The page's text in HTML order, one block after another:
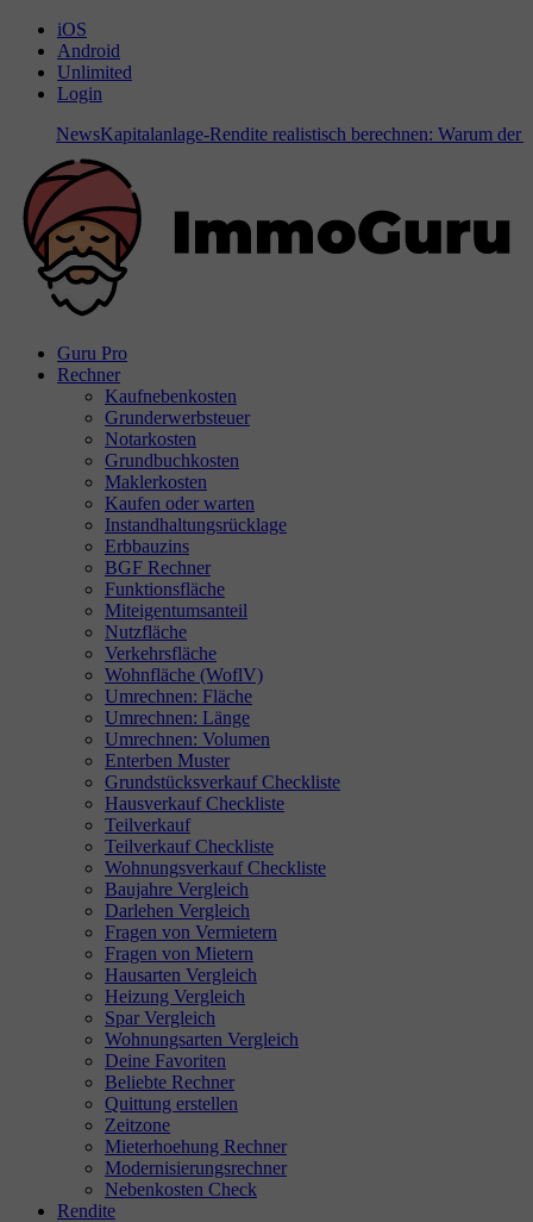
iOS
Android
Unlimited
Login
NewsKapitalanlage-Rendite realistisch berechnen: Warum der
Guru Pro
Rechner
Kaufnebenkosten
Grunderwerbsteuer
Notarkosten
Grundbuchkosten
Maklerkosten
Kaufen oder warten
Instandhaltungsrücklage
Erbbauzins
BGF Rechner
Funktionsfläche
Miteigentumsanteil
Nutzfläche
Verkehrsfläche
Wohnfläche (WoflV)
Umrechnen: Fläche
Umrechnen: Länge
Umrechnen: Volumen
Enterben Muster
Grundstücksverkauf Checkliste
Hausverkauf Checkliste
Teilverkauf
Teilverkauf Checkliste
Wohnungsverkauf Checkliste
Baujahre Vergleich
Darlehen Vergleich
Fragen von Vermietern
Fragen von Mietern
Hausarten Vergleich
Heizung Vergleich
Spar Vergleich
Wohnungsarten Vergleich
Deine Favoriten
Beliebte Rechner
Quittung erstellen
Zeitzone
Mieterhoehung Rechner
Modernisierungsrechner
Nebenkosten Check
Rendite